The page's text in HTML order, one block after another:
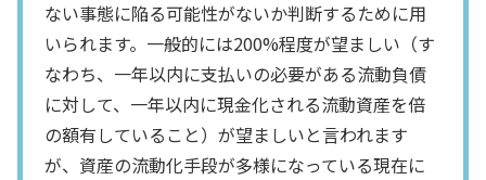
ない事態に陥る可能性がないか判断するために用
いられます。一般的には200%程度が望ましい（す
なわち、一年以内に支払いの必要がある流動負債
に対して、一年以内に現金化される流動資産を倍
の額有していること）が望ましいと言われます
が、資産の流動化手段が多様になっている現在に